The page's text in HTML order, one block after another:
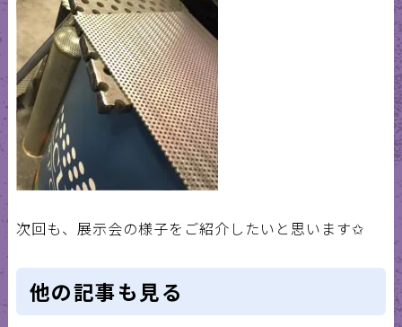
次回も、展示会の様子をご紹介したいと思います✩
他の記事も見る